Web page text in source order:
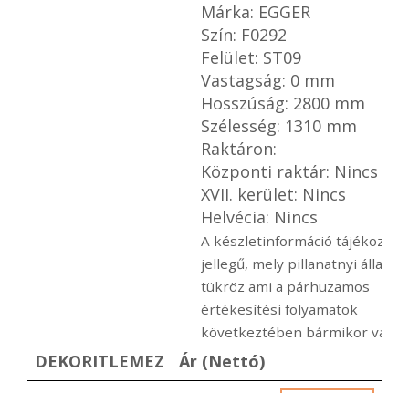
Márka: EGGER
Szín: F0292
Felület: ST09
Vastagság: 0 mm
Hosszúság: 2800 mm
Szélesség: 1310 mm
Raktáron:
Központi raktár: Nincs
XVII. kerület: Nincs
Helvécia: Nincs
A készletinformáció
jellegű, mely pillanatnyi
tükröz ami a párhuzamos
értékesítési folyamatok
következtében bármikor
DEKORITLEMEZ Ár (Nettó)